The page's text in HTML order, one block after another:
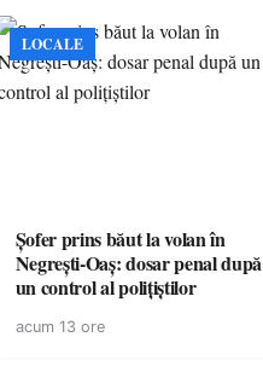
LOCALE
Șofer prins băut la volan în
Negrești-Oaș: dosar penal după
un control al polițiștilor
acum 13 ore